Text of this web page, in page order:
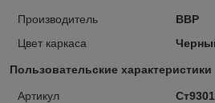
Производитель
ВВР
Цвет каркаса
Пользовательские характеристики
Артикул